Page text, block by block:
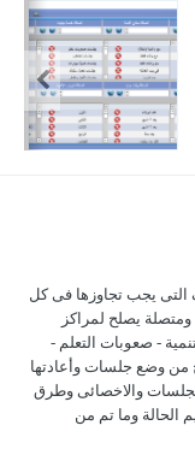
التى يجب تجاوزها فى كل
يصلح لمراكز
- صعوبات التعلم -
من وضع جلسات وأعادتها
والاخصائى وطرق
الحالة وما تم من